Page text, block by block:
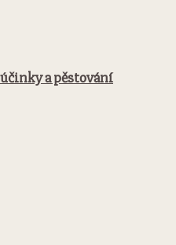
a pěstování